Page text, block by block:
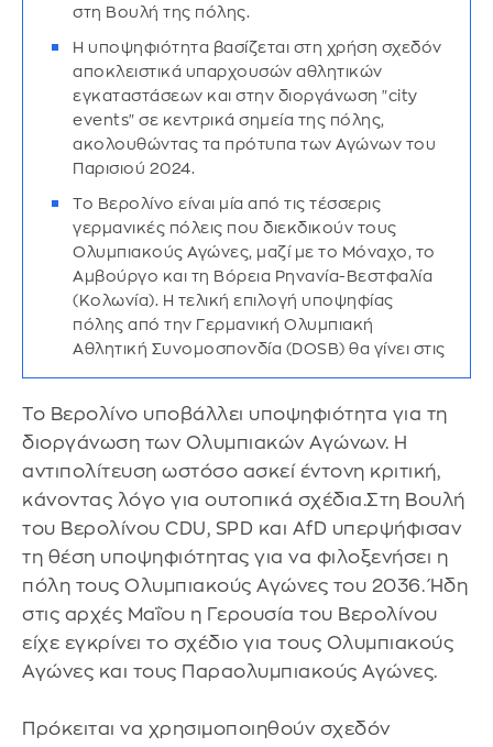
στη Βουλή της πόλης.
Η υποψηφιότητα βασίζεται στη χρήση σχεδόν
αποκλειστικά υπαρχουσών αθλητικών
εγκαταστάσεων και στην διοργάνωση "city
events" σε κεντρικά σημεία της πόλης,
ακολουθώντας τα πρότυπα των Αγώνων του
Παρισιού 2024.
Το Βερολίνο είναι μία από τις τέσσερις
γερμανικές πόλεις που διεκδικούν τους
Ολυμπιακούς Αγώνες, μαζί με το Μόναχο, το
Αμβούργο και τη Βόρεια Ρηνανία-Βεστφαλία
(Κολωνία). Η τελική επιλογή υποψηφίας
πόλης από την Γερμανική Ολυμπιακή
Αθλητική Συνομοσπονδία (DOSB) θα γίνει στις
Το Βερολίνο υποβάλλει υποψηφιότητα για τη
διοργάνωση των Ολυμπιακών Αγώνων. Η
αντιπολίτευση ωστόσο ασκεί έντονη κριτική,
κάνοντας λόγο για ουτοπικά σχέδια.Στη Βουλή
του Βερολίνου CDU, SPD και AfD υπερψήφισαν
τη θέση υποψηφιότητας για να φιλοξενήσει η
πόλη τους Ολυμπιακούς Αγώνες του 2036. Ήδη
στις αρχές Μαΐου η Γερουσία του Βερολίνου
είχε εγκρίνει το σχέδιο για τους Ολυμπιακούς
Αγώνες και τους Παραολυμπιακούς Αγώνες.
Πρόκειται να χρησιμοποιηθούν σχεδόν